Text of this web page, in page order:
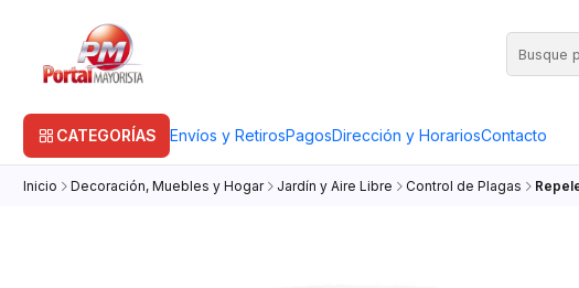
CATEGORÍAS Envíos y RetirosPagosDirección y HorariosContacto
Inicio Decoración, Muebles y Hogar Jardín y Aire Libre Control de Plagas